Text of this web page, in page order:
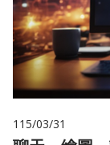
115/03/31